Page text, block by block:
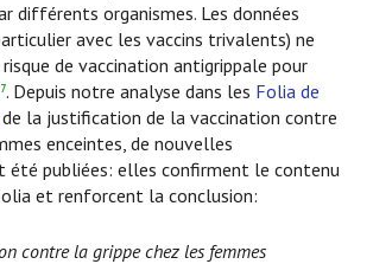
différents organismes. Les données
avec les vaccins trivalents) ne
de vaccination antigrippale pour
7. Depuis notre analyse dans les Folia de
de la justification de la vaccination contre
enceintes, de nouvelles
été publiées: elles confirment le contenu
et renforcent la conclusion:
contre la grippe chez les femmes